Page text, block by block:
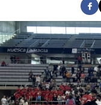
SOCIEDAD
OPINIÓN
GALERÍAS
VÍDEOS